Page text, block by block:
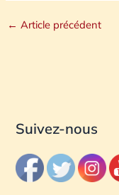
← Article précédent
Suivez-nous